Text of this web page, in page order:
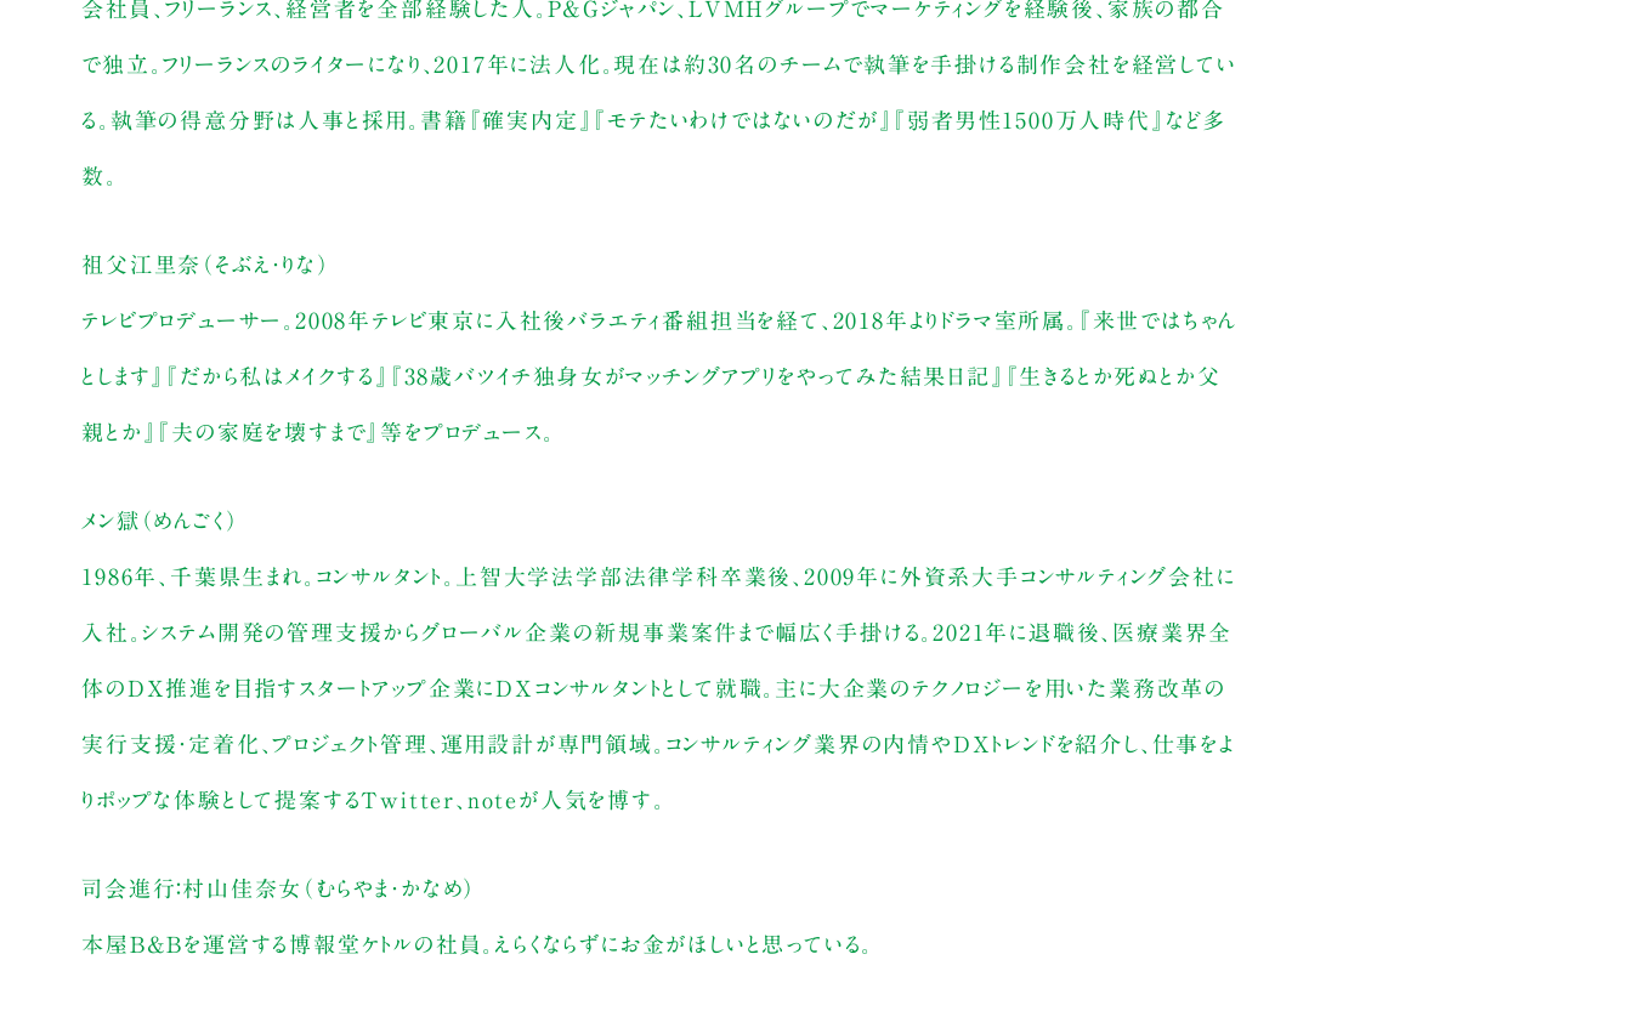
会社員、フリーランス、経営者を全部経験した人。P&Gジャパン、LVMHグループでマーケティングを経験後、家族の都合
で独立。フリーランスのライターになり、2017年に法人化。現在は約30名のチームで執筆を手掛ける制作会社を経営してい
る。執筆の得意分野は人事と採用。書籍『確実内定』『モテたいわけではないのだが』『弱者男性1500万人時代』など多
数。
祖父江里奈（そぶえ・りな）
テレビプロデューサー。2008年テレビ東京に入社後バラエティ番組担当を経て、2018年よりドラマ室所属。『来世ではちゃん
とします』『だから私はメイクする』『38歳バツイチ独身女がマッチングアプリをやってみた結果日記』『生きるとか死ぬとか父
親とか』『夫の家庭を壊すまで』等をプロデュース。
メン獄（めんごく）
1986年、千葉県生まれ。コンサルタント。上智大学法学部法律学科卒業後、2009年に外資系大手コンサルティング会社に
入社。システム開発の管理支援からグローバル企業の新規事業案件まで幅広く手掛ける。2021年に退職後、医療業界全
体のDX推進を目指すスタートアップ企業にDXコンサルタントとして就職。主に大企業のテクノロジーを用いた業務改革の
実行支援・定着化、プロジェクト管理、運用設計が専門領域。コンサルティング業界の内情やDXトレンドを紹介し、仕事をよ
りポップな体験として提案するTwitter、noteが人気を博す。
司会進行：村山佳奈女（むらやま・かなめ）
本屋B&Bを運営する博報堂ケトルの社員。えらくならずにお金がほしいと思っている。